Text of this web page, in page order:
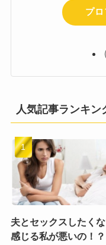
プ
人気記事ランキン
夫とセックスしたく
感じる私が悪いの！？